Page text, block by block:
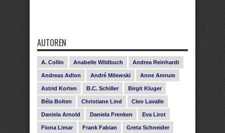
AUTOREN
A. Collin Anabelle Wildbuch Andrea Reinhardt
Andreas Adlon André Milewski Anne Amrum
Astrid Korten B.C. Schiller Birgit Kluger
Béla Bolten Christiane Lind Cleo Lavalle
Daniela Arnold Daniela Frenken Eva Lirot
Fiona Limar Frank Fabian Greta Schneider